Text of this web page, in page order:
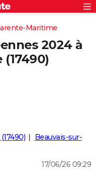
Rechercher
Maritime
2024 à
Beauvais-sur-
17/06/26 09:29